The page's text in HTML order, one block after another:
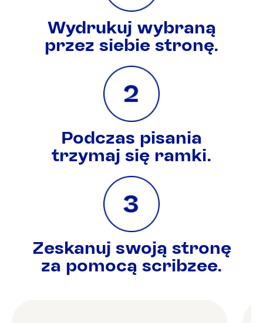
Wydrukuj wybraną
przez siebie stronę.
Podczas pisania
trzymaj się ramki.
Zeskanuj swoją stronę
za pomocą scribzee.